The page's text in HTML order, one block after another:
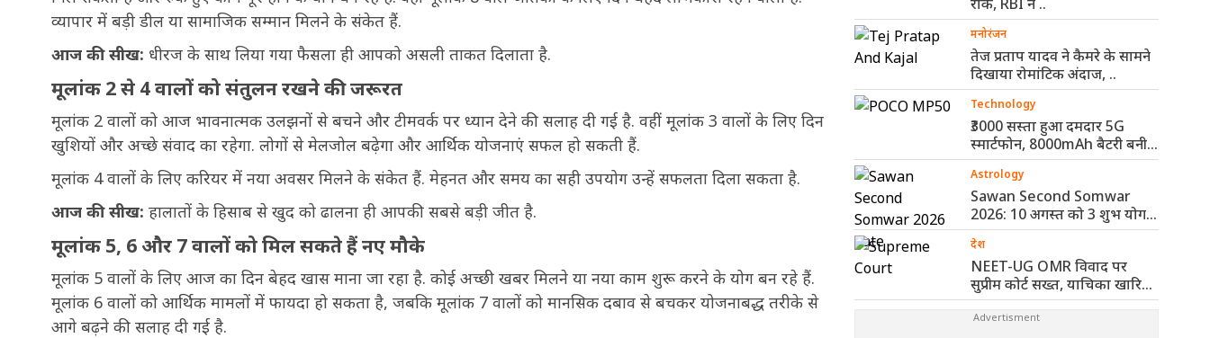
व्यापार में बड़ी डील या सामाजिक सम्मान मिलने के संकेत हैं.
आज की सीख: धीरज के साथ लिया गया फैसला ही आपको असली ताकत दिलाता है.
मूलांक 2 से 4 वालों को संतुलन रखने की जरूरत
मूलांक 2 वालों को आज भावनात्मक उलझनों से बचने और टीमवर्क पर ध्यान देने की सलाह दी गई है. वहीं मूलांक 3 वालों के लिए दिन
खुशियों और अच्छे संवाद का रहेगा. लोगों से मेलजोल बढ़ेगा और आर्थिक योजनाएं सफल हो सकती हैं.
मूलांक 4 वालों के लिए करियर में नया अवसर मिलने के संकेत हैं. मेहनत और समय का सही उपयोग उन्हें सफलता दिला सकता है.
आज की सीख: हालातों के हिसाब से खुद को ढालना ही आपकी सबसे बड़ी जीत है.
मूलांक 5, 6 और 7 वालों को मिल सकते हैं नए मौके
मूलांक 5 वालों के लिए आज का दिन बेहद खास माना जा रहा है. कोई अच्छी खबर मिलने या नया काम शुरू करने के योग बन रहे हैं.
मूलांक 6 वालों को आर्थिक मामलों में फायदा हो सकता है, जबकि मूलांक 7 वालों को मानसिक दबाव से बचकर योजनाबद्ध तरीके से
आगे बढ़ने की सलाह दी गई है.
मनोरंजन
तेज प्रताप यादव ने कैमरे के सामने
दिखाया रोमांटिक अंदाज, ..
Technology
₹3000 सस्ता हुआ दमदार 5G
स्मार्टफोन, 8000mAh बैटरी बनी
सबसे ..
Astrology
Sawan Second Somwar
2026: 10 अगस्त को 3 शुभ योग,
..
देश
NEET-UG OMR विवाद पर
सुप्रीम कोर्ट सख्त, याचिका खारिज
कर ..